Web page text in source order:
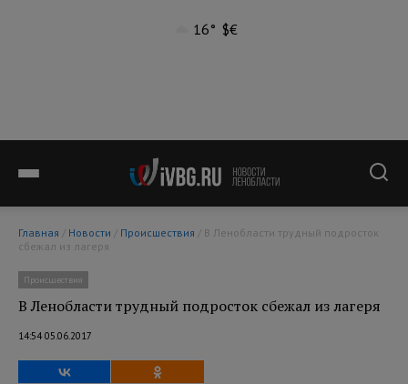
16° $€
Главная / Новости / Происшествия
сбежал из лагеря
Происшествия
В Ленобласти трудный подросток сбежал из лагеря
14:54 05.06.2017